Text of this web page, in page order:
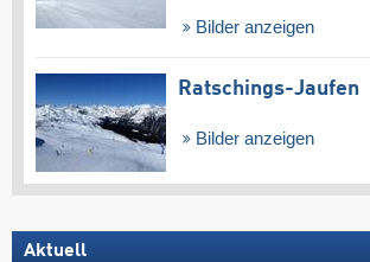
Bilder anzeigen
Ratschings-Jaufen
Bilder anzeigen
Aktuell